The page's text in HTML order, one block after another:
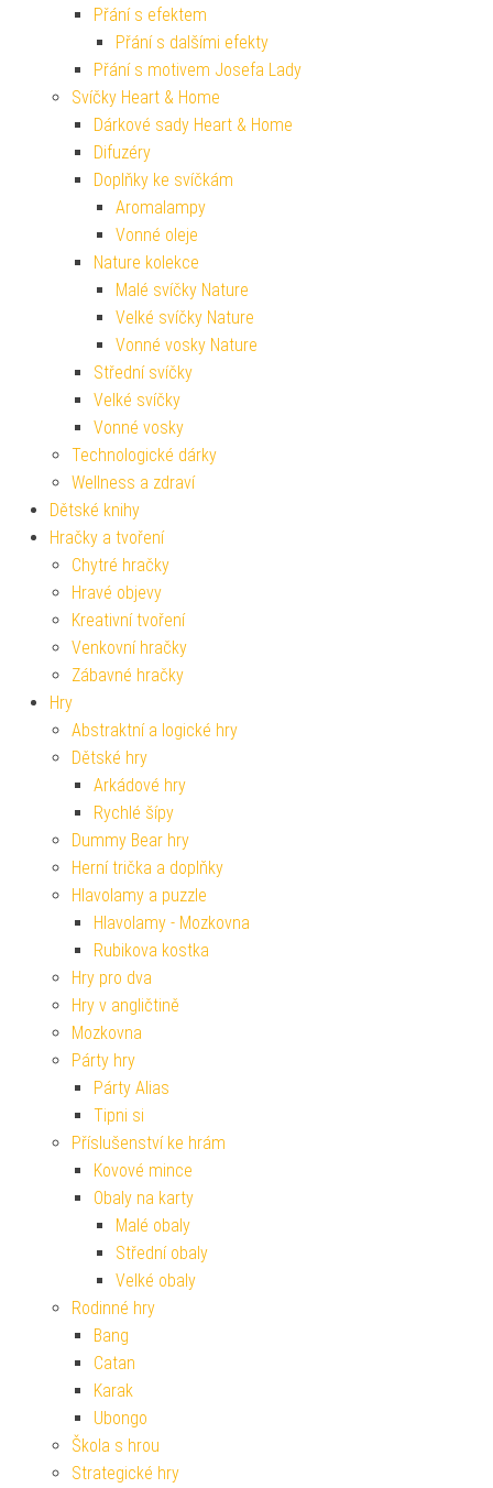
Přání s efektem
Přání s dalšími efekty
Přání s motivem Josefa Lady
Svíčky Heart & Home
Dárkové sady Heart & Home
Difuzéry
Doplňky ke svíčkám
Aromalampy
Vonné oleje
Nature kolekce
Malé svíčky Nature
Velké svíčky Nature
Vonné vosky Nature
Střední svíčky
Velké svíčky
Vonné vosky
Technologické dárky
Wellness a zdraví
Dětské knihy
Hračky a tvoření
Chytré hračky
Hravé objevy
Kreativní tvoření
Venkovní hračky
Zábavné hračky
Hry
Abstraktní a logické hry
Dětské hry
Arkádové hry
Rychlé šípy
Dummy Bear hry
Herní trička a doplňky
Hlavolamy a puzzle
Hlavolamy - Mozkovna
Rubikova kostka
Hry pro dva
Hry v angličtině
Mozkovna
Párty hry
Párty Alias
Tipni si
Příslušenství ke hrám
Kovové mince
Obaly na karty
Malé obaly
Střední obaly
Velké obaly
Rodinné hry
Bang
Catan
Karak
Ubongo
Škola s hrou
Strategické hry